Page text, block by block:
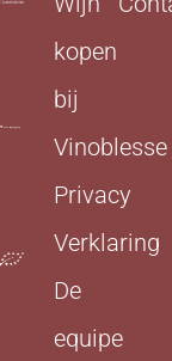
kopen
bij
Vinoblesse
Privacy
Verklaring
De
equipe